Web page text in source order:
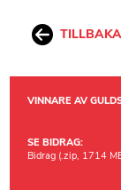
TILLBAKA
VINNARE AV
SE BIDRAG:
Bidrag (.zip, 1714